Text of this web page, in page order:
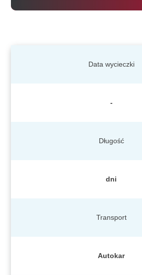
Data wycieczki
-
Długość
dni
Transport
Autokar